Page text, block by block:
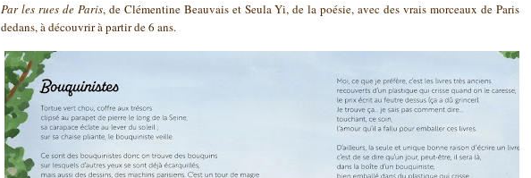
Par les rues de Paris, de Clémentine Beauvais et Seula Yi, de la poésie, avec des vrais morceaux de Paris
dedans, à découvrir à partir de 6 ans.